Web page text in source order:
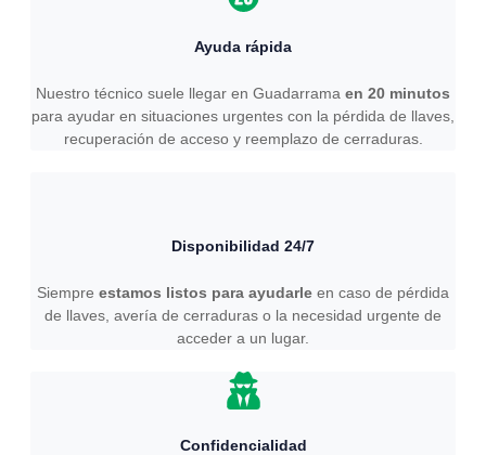
Ayuda rápida
Nuestro técnico suele llegar en Guadarrama en 20 minutos
para ayudar en situaciones urgentes con la pérdida de llaves,
recuperación de acceso y reemplazo de cerraduras.
Disponibilidad 24/7
Siempre estamos listos para ayudarle en caso de pérdida
de llaves, avería de cerraduras o la necesidad urgente de
acceder a un lugar.
Confidencialidad